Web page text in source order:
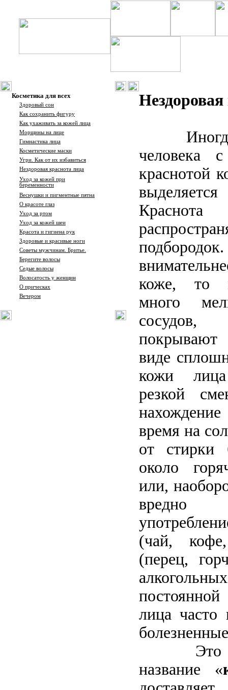
Косметика для всех
Здоровый сон
Как сохранить фигуру
Как ухаживать за кожей лица
Морщины на лице
Гимнастика лица
Косметические маски
Угри Как от их избавиться
Нездоровая краснота лица
Уход за кожей при
беременности
Веснушки и пигментные пятна
О красоте глаз
Уход за ртом
Уход за кожей шеи
Красота и гигиена рук
Здоровые и красивые ноги
Советы мужчинам. Бритье.
Берегите волосы
Седые волосы
Волосатость у женщин
О прическах
Вечером
человека
краснотой
коже, то
много
сосудов,
виде
кожи
резкой
время на
от стирки
около
или,
вредно
(чай,
(перец,
лица часто
Это
название «